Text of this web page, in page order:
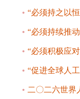
“必须持之以
“必须持续推
“必须积极应
“促进全球人
二〇二六世界